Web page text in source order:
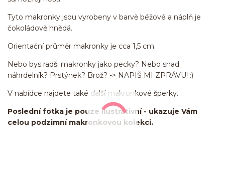
Tyto makronky jsou vyrobeny v barvě béžové a náplň je
čokoládově hnědá.
Orientační průměr makronky je cca 1,5 cm.
Nebo bys radši makronky jako pecky? Nebo snad
náhrdelník? Prstýnek? Brož? -> NAPIŠ MI ZPRÁVU! :)
V nabídce najdete také další makronkové šperky.
Poslední fotka je pouze ilustrativní - ukazuje Vám
celou podzimní makronkovou kolekci.